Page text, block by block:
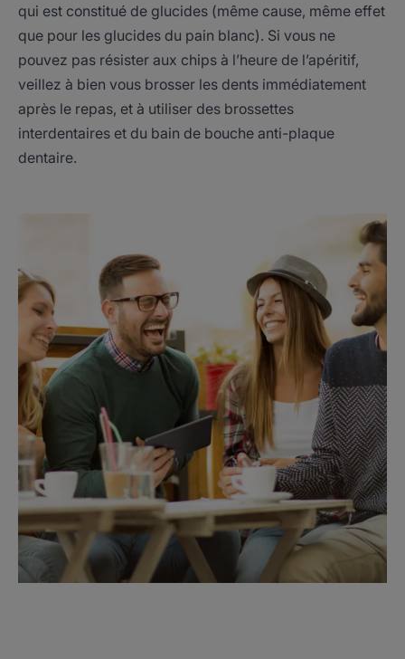
qui est constitué de glucides (même cause, même effet
que pour les glucides du pain blanc). Si vous ne
pouvez pas résister aux chips à l’heure de l’apéritif,
veillez à bien vous brosser les dents immédiatement
après le repas, et à utiliser des brossettes
interdentaires et du bain de bouche anti-plaque
dentaire.